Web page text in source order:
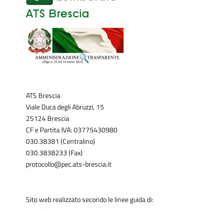
ATS Brescia
Viale Duca degli Abruzzi, 15
25124 Brescia
CF e Partita IVA: 03775430980
030.38381 (Centralino)
030.3838233 (Fax)
protocollo@pec.ats-brescia.it
Sito web realizzato secondo le linee guida di: